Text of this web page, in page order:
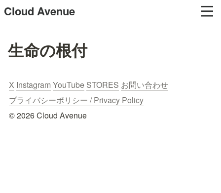
Cloud Avenue
生命の根付
X Instagram YouTube STORES お問い合わせ
プライバシーポリシー / Privacy Policy
© 2026 Cloud Avenue